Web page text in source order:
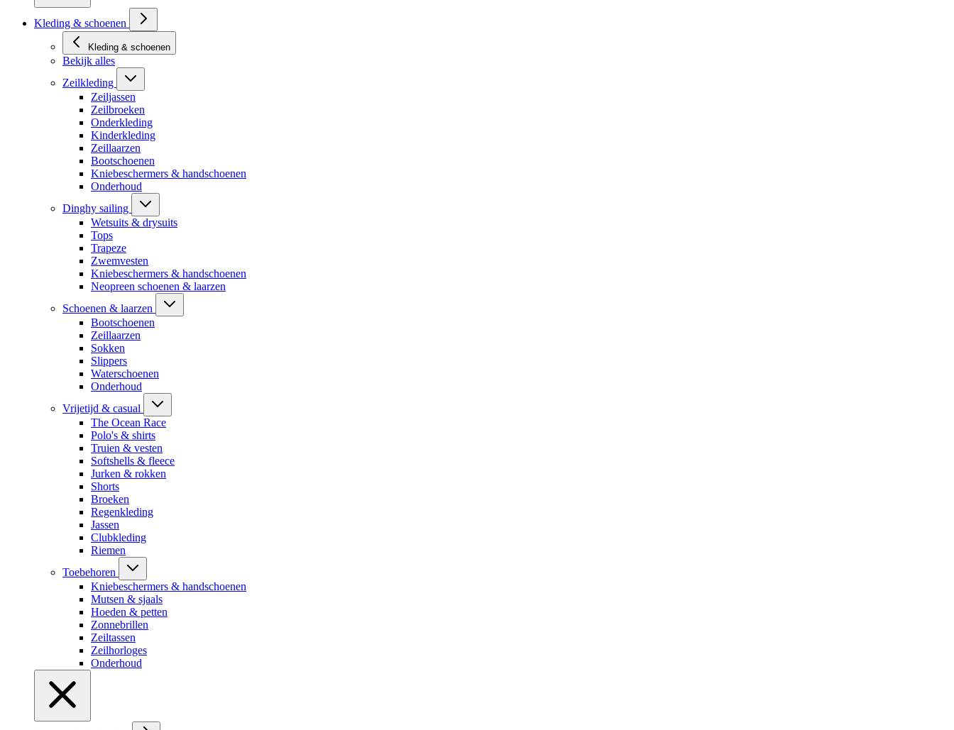
Kleding & schoenen
Kleding & schoenen
Bekijk alles
Zeilkleding
Zeiljassen
Zeilbroeken
Onderkleding
Kinderkleding
Zeillaarzen
Bootschoenen
Kniebeschermers & handschoenen
Onderhoud
Dinghy sailing
Wetsuits & drysuits
Tops
Trapeze
Zwemvesten
Kniebeschermers & handschoenen
Neopreen schoenen & laarzen
Schoenen & laarzen
Bootschoenen
Zeillaarzen
Sokken
Slippers
Waterschoenen
Onderhoud
Vrijetijd & casual
The Ocean Race
Polo's & shirts
Truien & vesten
Softshells & fleece
Jurken & rokken
Shorts
Broeken
Regenkleding
Jassen
Clubkleding
Riemen
Toebehoren
Kniebeschermers & handschoenen
Mutsen & sjaals
Hoeden & petten
Zonnebrillen
Zeiltassen
Zeilhorloges
Onderhoud